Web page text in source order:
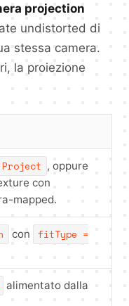
projection
undistorted di
stessa camera.
la proiezione
Project , oppure
con
mapped.
con
fitType =
alimentato dalla